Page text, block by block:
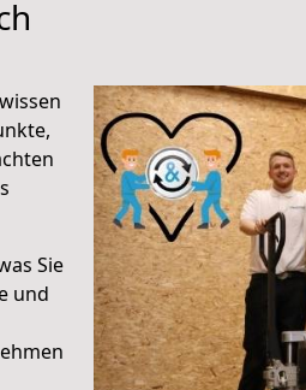
Sie
und